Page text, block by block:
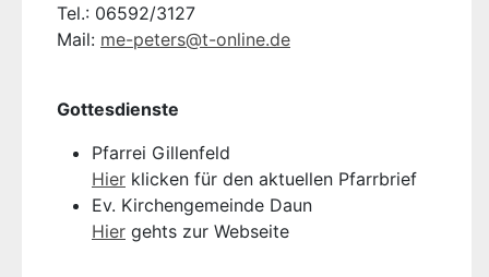
Tel.: 06592/3127
Mail: me-peters@t-online.de
Gottesdienste
Pfarrei Gillenfeld
Hier klicken für den aktuellen Pfarrbrief
Ev. Kirchengemeinde Daun
Hier gehts zur Webseite